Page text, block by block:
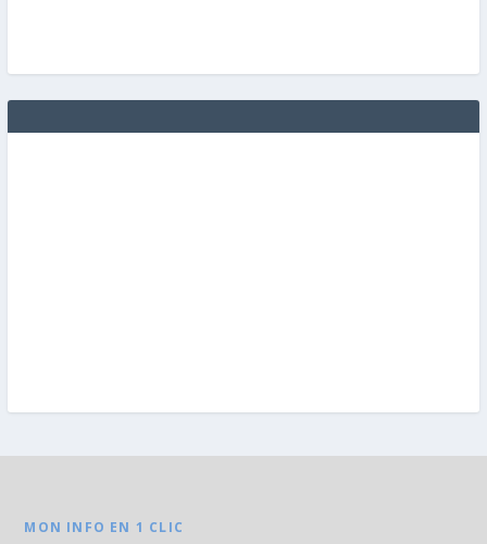
MON INFO EN 1 CLIC